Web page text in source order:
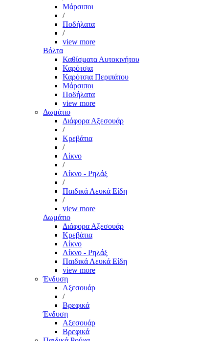
Μάρσιποι
/
Ποδήλατα
/
view more
Βόλτα
Καθίσματα Αυτοκινήτου
Καρότσια
Καρότσια Περιπάτου
Μάρσιποι
Ποδήλατα
view more
Δωμάτιο
Διάφορα Αξεσουάρ
/
Κρεβάτια
/
Λίκνο
/
Λίκνο - Ρηλάξ
/
Παιδικά Λευκά Είδη
/
view more
Δωμάτιο
Διάφορα Αξεσουάρ
Κρεβάτια
Λίκνο
Λίκνο - Ρηλάξ
Παιδικά Λευκά Είδη
view more
Ένδυση
Αξεσουάρ
/
Βρεφικά
Ένδυση
Αξεσουάρ
Βρεφικά